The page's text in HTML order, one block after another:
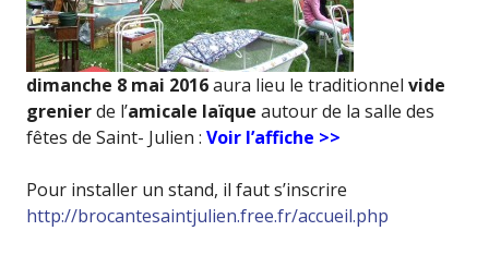
dimanche 8 mai 2016aura lieu le traditionnel vide
grenierde l’amicale laïque autour de la salle des
fêtes de Saint- Julien : Voir l’affiche >>
Pour installer un stand, il faut s’inscrire
http://brocantesaintjulien.free.fr/accueil.php